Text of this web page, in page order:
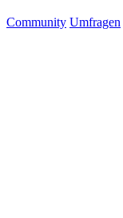
Community Umfragen